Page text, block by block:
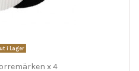
i Lager
x 4